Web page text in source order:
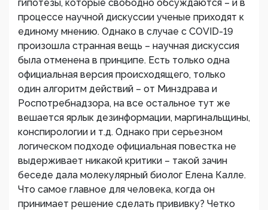
гипотезы, которые свободно обсуждаются – и в
процессе научной дискуссии ученые приходят к
единому мнению. Однако в случае с COVID-19
произошла странная вещь – научная дискуссия
была отменена в принципе. Есть только одна
официальная версия происходящего, только
один алгоритм действий – от Минздрава и
Роспотребнадзора, на все остальное тут же
вешается ярлык дезинформации, маргинальщины,
конспирологии и т.д. Однако при серьезном
логическом подходе официальная повестка не
выдерживает никакой критики – такой зачин
беседе дала молекулярный биолог Елена Калле.
Что самое главное для человека, когда он
принимает решение сделать прививку? Четко